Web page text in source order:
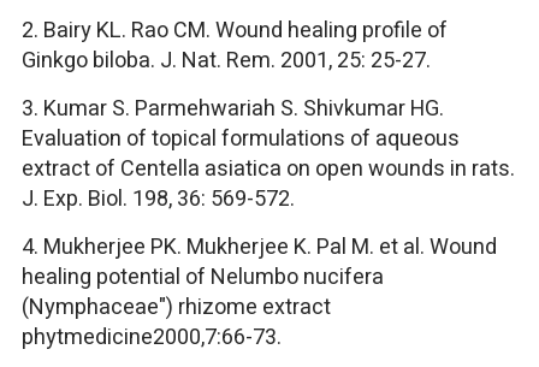
2. Bairy KL. Rao CM. Wound healing profile of
Ginkgo biloba. J. Nat. Rem. 2001, 25: 25-27.
3. Kumar S. Parmehwariah S. Shivkumar HG.
Evaluation of topical formulations of aqueous
extract of Centella asiatica on open wounds in rats.
J. Exp. Biol. 198, 36: 569-572.
4. Mukherjee PK. Mukherjee K. Pal M. et al. Wound
healing potential of Nelumbo nucifera
(Nymphaceae") rhizome extract
phytmedicine2000,7:66-73.